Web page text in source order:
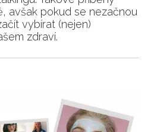
avšak pokud se nezačnou
vybírat (nejen)
zdraví.